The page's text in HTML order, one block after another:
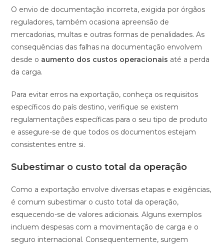
O envio de documentação incorreta, exigida por órgãos
reguladores, também ocasiona apreensão de
mercadorias, multas e outras formas de penalidades. As
consequências das falhas na documentação envolvem
desde o aumento dos custos operacionais até a perda
da carga.
Para evitar erros na exportação, conheça os requisitos
específicos do país destino, verifique se existem
regulamentações específicas para o seu tipo de produto
e assegure-se de que todos os documentos estejam
consistentes entre si.
Subestimar o custo total da operação
Como a exportação envolve diversas etapas e exigências,
é comum subestimar o custo total da operação,
esquecendo-se de valores adicionais. Alguns exemplos
incluem despesas com a movimentação de carga e o
seguro internacional. Consequentemente, surgem